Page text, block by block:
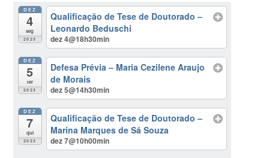
DEZ
4
seg
2023
Qualificação de Tese de Doutorado –
Leonardo Beduschi
dez 4@18h30min
DEZ
5
ter
2023
Defesa Prévia – Maria Cezilene Araujo
de Morais
dez 5@14h30min
DEZ
7
qui
2023
Qualificação de Tese de Doutorado –
Marina Marques de Sá Souza
dez 7@10h00min